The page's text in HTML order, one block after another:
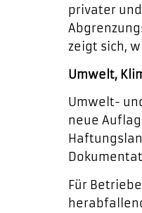
privater
zeigt sich,
Umwelt,
Umwelt-
neue
Für